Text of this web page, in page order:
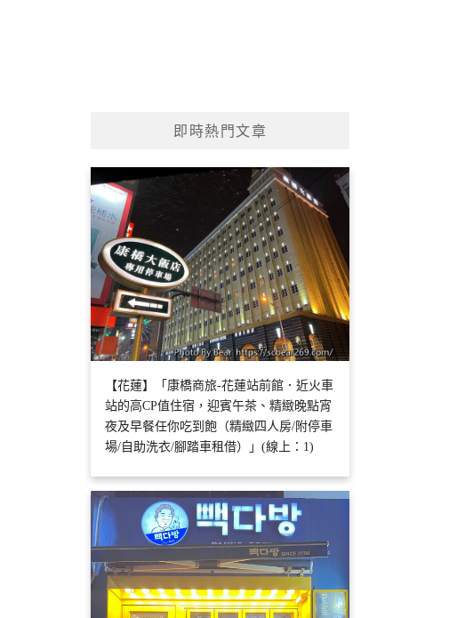
即時熱門文章
【花蓮】「康橋商旅-花蓮站前館．近火車
站的高CP值住宿，迎賓午茶、精緻晚點宵
夜及早餐任你吃到飽（精緻四人房/附停車
場/自助洗衣/腳踏車租借）」(線上：1)